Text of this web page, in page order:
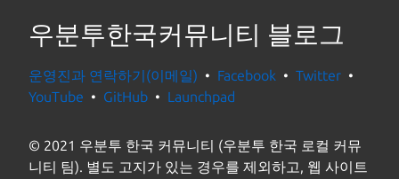
우분투한국커뮤니티 블로그
운영진과 연락하기(이메일) Facebook
Twitter
YouTube
GitHub Launchpad
© 2021 우분투 한국 커뮤니티 (우분투 한국 로컬 커뮤
니티 팀). 별도 고지가 있는 경우를 제외하고, 웹 사이트